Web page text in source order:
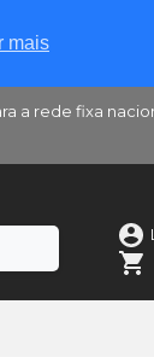
mais
a rede fixa